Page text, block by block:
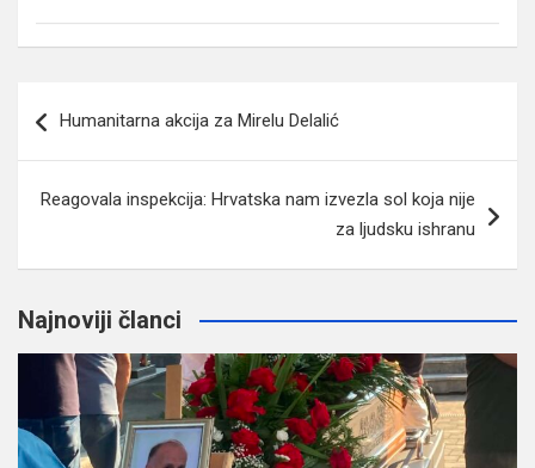
članaka
Humanitarna akcija za Mirelu Delalić
Reagovala inspekcija: Hrvatska nam izvezla sol koja nije
za ljudsku ishranu
Najnoviji članci